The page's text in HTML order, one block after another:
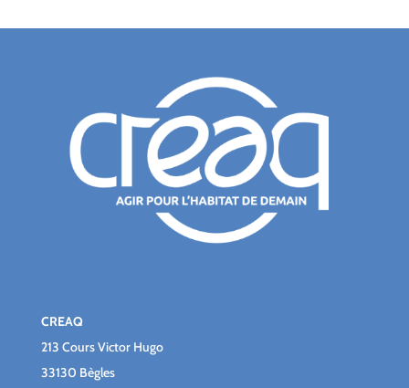
CREAQ
213 Cours Victor Hugo
33130 Bègles